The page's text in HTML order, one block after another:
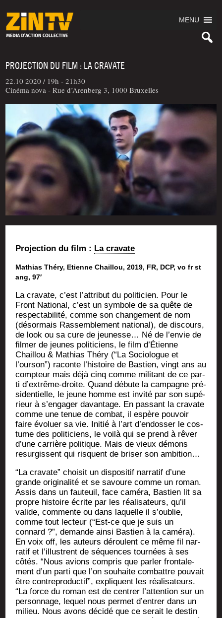
MENU
PROJECTION DU FILM : LA CRAVATE
22.10 2020 / 19h - 21h30
Cinéma nova - Rue d’Arenberg 3, 1000 Bruxelles
Pro­jec­tion du film : La cra­vate
Mathias Thé­ry, Etienne Chaillou,2019, FR, DCP,vofrst
ang,97′
La cra­vate, c’est l’attribut du poli­ti­cien. Pour le
Front Natio­nal, c’est un sym­bole de sa quête de
res­pec­ta­bi­li­té, comme son chan­ge­ment de nom
(désor­mais Ras­sem­ble­ment natio­nal), de dis­cours,
de look ou sa cure de jeu­nesse… Né de l’envie de
fil­mer de jeunes poli­ti­ciens, le film d’Étienne
Chaillou & Mathias Thé­ry (“La Socio­logue et
l’ourson”) raconte l’histoire de Bas­tien, vingt ans au
comp­teur mais déjà cinq comme mili­tant de ce par­
ti d’extrême-droite. Quand débute la cam­pagne pré­
si­den­tielle, le jeune homme est invi­té par son supé­
rieur à s’engager davan­tage. En pas­sant la cra­vate
comme une tenue de com­bat, il espère pou­voir
faire évo­luer sa vie. Ini­tié à l’art d’endosser le cos­
tume des poli­ti­ciens, le voi­là qui se prend à rêver
d’une car­rière poli­tique. Mais de vieux démons
resur­gissent qui risquent de bri­ser son ambition…
“La cra­vate” choi­sit un dis­po­si­tif nar­ra­tif d’une
grande ori­gi­na­li­té et se savoure comme un roman.
Assis dans un fau­teuil, face camé­ra, Bas­tien lit sa
propre his­toire écrite par les réa­li­sa­teurs, qu’il
valide, com­mente ou dans laquelle il s’oublie,
comme tout lec­teur (“Est-ce que je suis un
connard ?”, demande ain­si Bas­tien à la camé­ra).
En voix off, les auteurs déroulent ce même fil nar­
ra­tif et l’illustrent de séquences tour­nées à ses
côtés. “Nous avions com­pris que par­ler fron­ta­le­
ment d’un par­ti que l’on sou­haite com­battre pou­vait
être contre­pro­duc­tif”, expliquent les réa­li­sa­teurs.
“La force du roman est de cen­trer l’attention sur un
per­son­nage, lequel nous per­met d’entrer dans un
milieu. Nous avons déci­dé que ce serait le des­tin